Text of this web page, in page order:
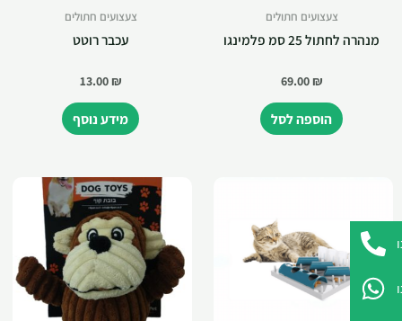
צעצועים חתולים
מנהרה לחתול 25 סמ פלמינגו
69.00₪
הוספה לסל
צעצועים חתולים
עכבר רוטט
13.00₪
מידע נוסף